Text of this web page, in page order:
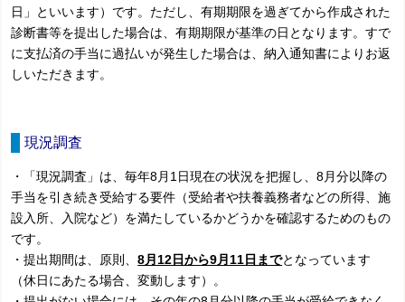
日」といいます）です。ただし、有期期限を過ぎてから作成された
診断書等を提出した場合は、有期期限が基準の日となります。すで
に支払済の手当に過払いが発生した場合は、納入通知書によりお返
しいただきます。
現況調査
・「現況調査」は、毎年8月1日現在の状況を把握し、8月分以降の
手当を引き続き受給する要件（受給者や扶養義務者などの所得、施
設入所、入院など）を満たしているかどうかを確認するためのもの
です。
・提出期間は、原則、8月12日から9月11日までとなっています
（休日にあたる場合、変動します）。